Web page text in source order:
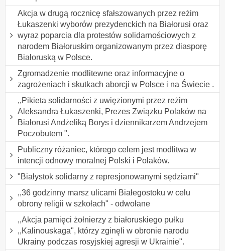
Akcja w drugą rocznicę sfałszowanych przez reżim
Łukaszenki wyborów prezydenckich na Białorusi oraz
wyraz poparcia dla protestów solidarnościowych z
narodem Białoruskim organizowanym przez diasporę
Białoruską w Polsce.
Zgromadzenie modlitewne oraz informacyjne o
zagrożeniach i skutkach aborcji w Polsce i na Świecie .
,,Pikieta solidarności z uwięzionymi przez reżim
Aleksandra Łukaszenki, Prezes Związku Polaków na
Białorusi Andżeliką Borys i dziennikarzem Andrzejem
Poczobutem ".
Publiczny różaniec, którego celem jest modlitwa w
intencji odnowy moralnej Polski i Polaków.
"Białystok solidarny z represjonowanymi sędziami"
,,36 godzinny marsz ulicami Białegostoku w celu
obrony religii w szkołach" - odwołane
,,Akcja pamięci żołnierzy z białoruskiego pułku
,,Kalinouskaga", którzy zginęli w obronie narodu
Ukrainy podczas rosyjskiej agresji w Ukrainie".